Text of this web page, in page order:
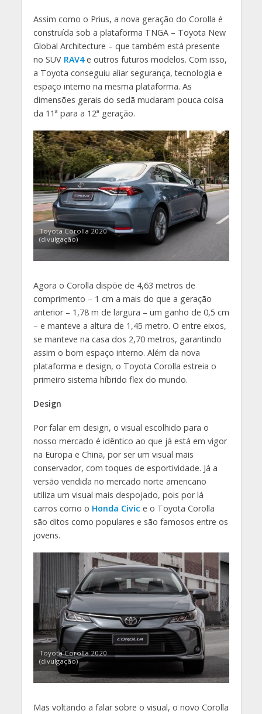
Assim como o Prius, a nova geração do Corolla é
construída sob a plataforma TNGA – Toyota New
Global Architecture – que também está presente
no SUV RAV4e outros futuros modelos. Com isso,
a Toyota conseguiu aliar segurança, tecnologia e
espaço interno na mesma plataforma. As
dimensões gerais do sedã mudaram pouca coisa
da 11ª para a 12ª geração.
Toyota Corolla 2020
(divulgação)
Agora o Corolla dispõe de 4,63 metros de
comprimento – 1 cm a mais do que a geração
anterior – 1,78 m de largura – um ganho de 0,5 cm
– e manteve a altura de 1,45 metro. O entre eixos,
se manteve na casa dos 2,70 metros, garantindo
assim o bom espaço interno. Além da nova
plataforma e design, o Toyota Corolla estreia o
primeiro sistema híbrido flex do mundo.
Design
Por falar em design, o visual escolhido para o
nosso mercado é idêntico ao que já está em vigor
na Europa e China, por ser um visual mais
conservador, com toques de esportividade. Já a
versão vendida no mercado norte americano
utiliza um visual mais despojado, pois por lá
carros como o Honda Civic e o Toyota Corolla
são ditos como populares e são famosos entre os
jovens.
Toyota Corolla 2020
(divulgação)
Mas voltando a falar sobre o visual, o novo Corolla